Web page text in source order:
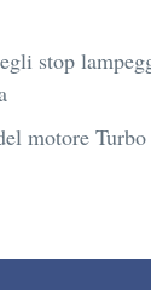
stop
motore